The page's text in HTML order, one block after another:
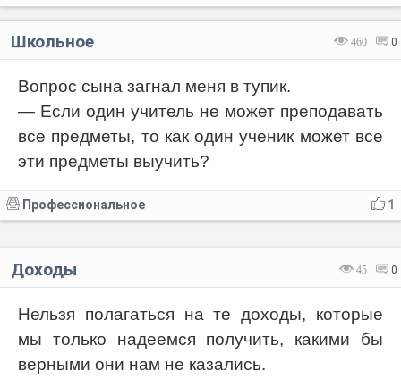
460 0
Школьное
Вопрос сына загнал меня в тупик.
— Если один учитель не может преподавать
все предметы, то как один ученик может все
эти предметы выучить?
1
Профессиональное
45 0
Доходы
Нельзя полагаться на те доходы, которые
мы только надеемся получить, какими бы
верными они нам не казались.